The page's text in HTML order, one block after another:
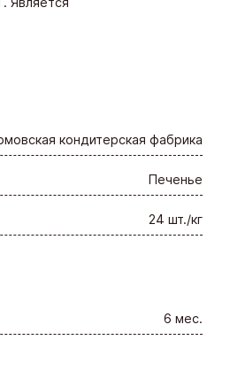
кондитерская фабрика
Печенье
24 шт./кг
6 мес.